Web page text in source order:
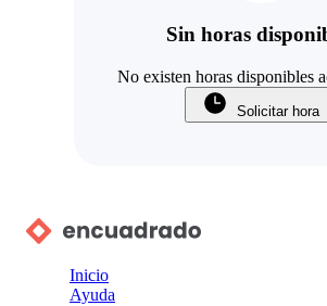
Sin horas
No existen horas disponibles
Solicitar hora
Inicio
Ayuda